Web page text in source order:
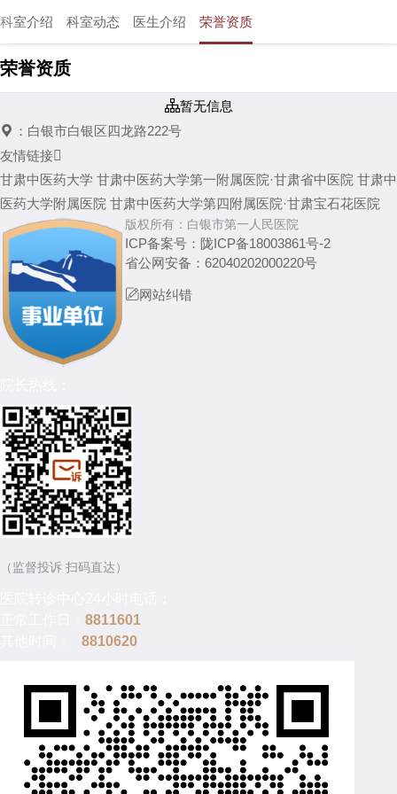
科室介绍 科室动态 医生介绍 荣誉资质
荣誉资质
暂无信息
 ： 白银市白银区四龙路222号
友情链接
甘肃中医药大学 甘肃中医药大学第一附属医院·甘肃省中医院 甘肃中
医药大学附属医院 甘肃中医药大学第四附属医院·甘肃宝石花医院
版权所有： 白银市第一人民医院
ICP备案号： 陇ICP备18003861号-2
省公网安备： 62040202000220号
网站纠错
（监督投诉 扫码直达）
8811601
8810620